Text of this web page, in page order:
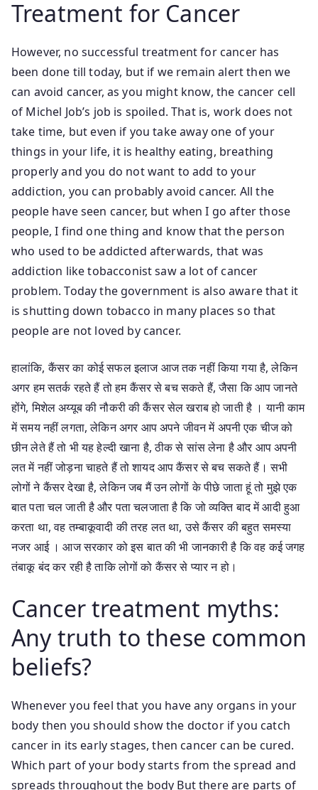
Treatment for Cancer
However, no successful treatment for cancer has
been done till today, but if we remain alert then we
can avoid cancer, as you might know, the cancer cell
of Michel Job’s job is spoiled. That is, work does not
take time, but even if you take away one of your
things in your life, it is healthy eating, breathing
properly and you do not want to add to your
addiction, you can probably avoid cancer. All the
people have seen cancer, but when I go after those
people, I find one thing and know that the person
who used to be addicted afterwards, that was
addiction like tobacconist saw a lot of cancer
problem. Today the government is also aware that it
is shutting down tobacco in many places so that
people are not loved by cancer.
हालांकि, कैंसर का कोई सफल इलाज आज तक नहीं किया गया है, लेकिन
अगर हम सतर्क रहते हैं तो हम कैंसर से बच सकते हैं, जैसा कि आप जानते
होंगे, मिशेल अय्यूब की नौकरी की कैंसर सेल खराब हो जाती है । यानी काम
में समय नहीं लगता, लेकिन अगर आप अपने जीवन में अपनी एक चीज को
छीन लेते हैं तो भी यह हेल्दी खाना है, ठीक से सांस लेना है और आप अपनी
लत में नहीं जोड़ना चाहते हैं तो शायद आप कैंसर से बच सकते हैं। सभी
लोगों ने कैंसर देखा है, लेकिन जब मैं उन लोगों के पीछे जाता हूं तो मुझे एक
बात पता चल जाती है और पता चलजाता है कि जो व्यक्ति बाद में आदी हुआ
करता था, वह तम्बाकूवादी की तरह लत था, उसे कैंसर की बहुत समस्या
नजर आई । आज सरकार को इस बात की भी जानकारी है कि वह कई जगह
तंबाकू बंद कर रही है ताकि लोगों को कैंसर से प्यार न हो।
Cancer treatment myths:
Any truth to these common
beliefs?
Whenever you feel that you have any organs in your
body then you should show the doctor if you catch
cancer in its early stages, then cancer can be cured.
Which part of your body starts from the spread and
spreads throughout the body But there are parts of